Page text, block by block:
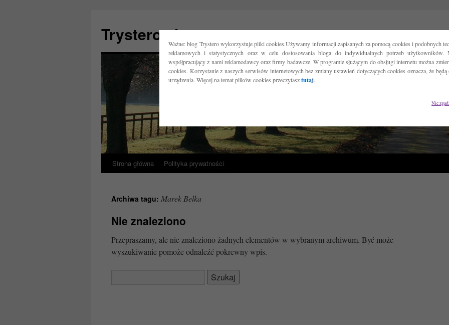
Ważne: blog Trystero wykorzystuje pliki cookies.Używamy informacji zapisanych za pomocą cookies i podobnych
reklamowych i statystycznych oraz w celu dostosowania bloga do indywidualnych potrzeb użytkowników.
współpracujący z nami reklamodawcy oraz firmy badawcze. W programie służącym do obsługi internetu można
cookies. Korzystanie z naszych serwisów internetowych bez zmiany ustawień dotyczących cookies oznacza, że będą
urządzenia. Więcej na temat plików cookies przeczytasztutaj.
Nie
Trystero.pl
Przejdź
treści
Strona główna Polityka prywatności
Archiwa tagu: Marek Belka
Nie znaleziono
Przepraszamy, ale nie znaleziono żadnych elementów w wybranym archiwum. Być może
wyszukiwanie pomoże odnaleźć pokrewny wpis.